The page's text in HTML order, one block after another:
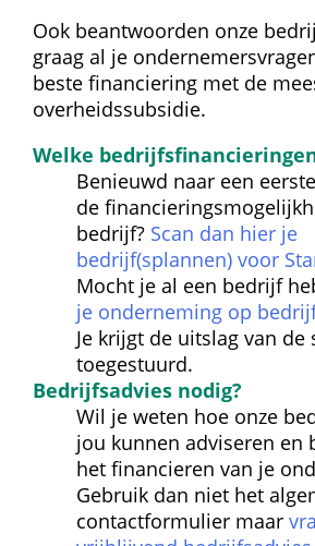
Ook beantwoorden onze
graag al je
beste financiering met de
overheidssubsidie.
Welke
Benieuwd naar een
de
bedrijf? Scan dan hier je
bedrijf(splannen) voor
Mocht je al een bedrijf
je onderneming op
Je krijgt de uitslag van de
toegestuurd.
Bedrijfsadvies nodig?
Wil je weten hoe onze
jou kunnen adviseren en
het financieren van je
Gebruik dan niet het
contactformulier maar